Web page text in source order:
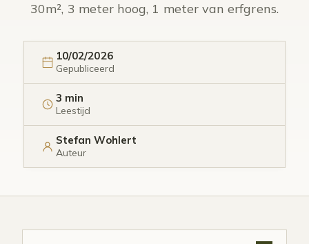
30m², 3 meter hoog, 1 meter van erfgrens.
10/02/2026
Gepubliceerd
3 min
Leestijd
Stefan Wohlert
Auteur